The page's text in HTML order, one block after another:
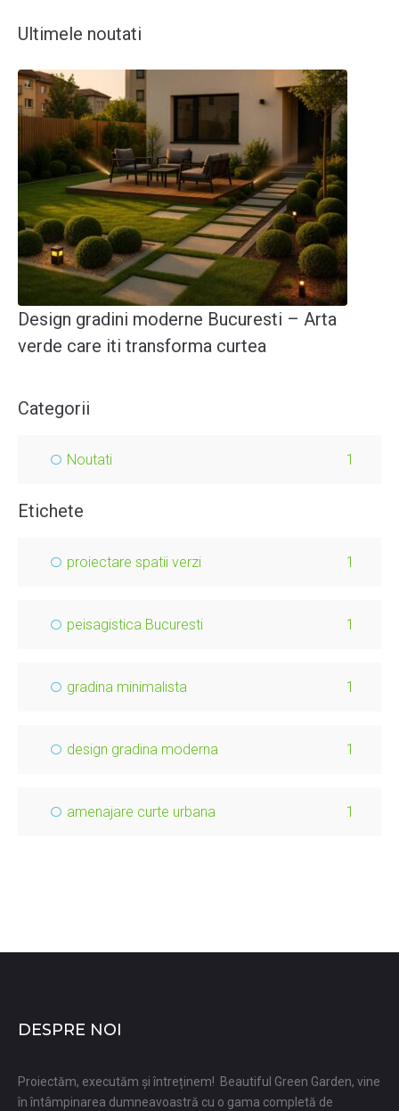
Ultimele noutati
Design gradini moderne Bucuresti – Arta
verde care iti transforma curtea
Categorii
Noutati 1
Etichete
proiectare spatii verzi 1
peisagistica Bucuresti 1
gradina minimalista 1
design gradina moderna 1
amenajare curte urbana 1
DESPRE NOI
Proiectăm, executăm și întreținem! Beautiful Green Garden, vine
în întâmpinarea dumneavoastră cu o gama completă de